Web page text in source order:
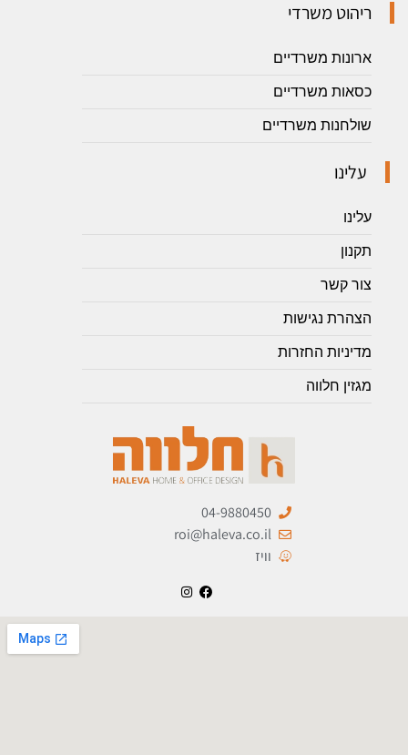
ריהוט משרדי
ארונות משרדיים
כסאות משרדיים
שולחנות משרדיים
עלינו
עלינו
תקנון
צור קשר
הצהרת נגישות
מדיניות החזרות
מגזין חלווה
04-9880450
roi@haleva.co.il
וויז